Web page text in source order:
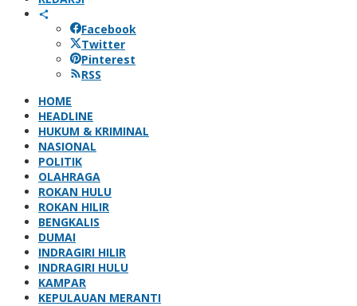
Facebook
Twitter
Pinterest
RSS
HOME
HEADLINE
HUKUM & KRIMINAL
NASIONAL
POLITIK
OLAHRAGA
ROKAN HULU
ROKAN HILIR
BENGKALIS
DUMAI
INDRAGIRI HILIR
INDRAGIRI HULU
KAMPAR
KEPULAUAN MERANTI